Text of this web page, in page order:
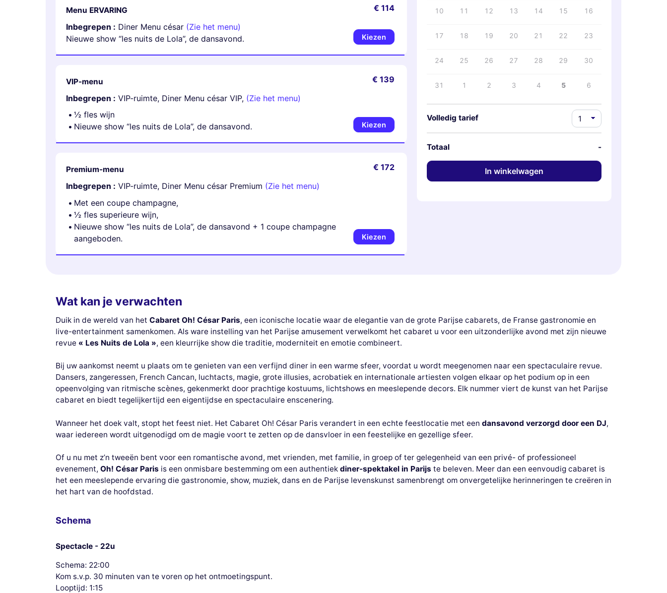
Menu ERVARING
Inbegrepen : Diner Menu césar (Zie het menu)
Nieuwe show “les nuits de Lola”, de dansavond.
€ 114
Kiezen
VIP-menu
Inbegrepen : VIP-ruimte, Diner Menu césar VIP, (Zie het menu)
½ fles wijn
Nieuwe show “les nuits de Lola”, de dansavond.
€ 139
Kiezen
Premium-menu
Inbegrepen : VIP-ruimte, Diner Menu césar Premium (Zie het menu)
Met een coupe champagne,
½ fles superieure wijn,
Nieuwe show “les nuits de Lola”, de dansavond + 1 coupe champagne
aangeboden.
€ 172
Kiezen
10 11 12 13 14 15 16
17 18 19 20 21 22 23
24 25 26 27 28 29 30
31 1 2 3 4 5 6
Volledig tarief
Totaal -
In winkelwagen
Wat kan je verwachten
Duik in de wereld van het Cabaret Oh! César Paris, een iconische locatie waar de elegantie van de grote Parijse cabarets, de Franse gastronomie en
live-entertainment samenkomen. Als ware instelling van het Parijse amusement verwelkomt het cabaret u voor een uitzonderlijke avond met zijn nieuwe
revue « Les Nuits de Lola », een kleurrijke show die traditie, moderniteit en emotie combineert.
Bij uw aankomst neemt u plaats om te genieten van een verfijnd diner in een warme sfeer, voordat u wordt meegenomen naar een spectaculaire revue.
Dansers, zangeressen, French Cancan, luchtacts, magie, grote illusies, acrobatiek en internationale artiesten volgen elkaar op het podium op in een
opeenvolging van ritmische scènes, gekenmerkt door prachtige kostuums, lichtshows en meeslepende decors. Elk nummer viert de kunst van het Parijse
cabaret en biedt tegelijkertijd een eigentijdse en spectaculaire enscenering.
Wanneer het doek valt, stopt het feest niet. Het Cabaret Oh! César Paris verandert in een echte feestlocatie met een dansavond verzorgd door een DJ,
waar iedereen wordt uitgenodigd om de magie voort te zetten op de dansvloer in een feestelijke en gezellige sfeer.
Of u nu met z’n tweeën bent voor een romantische avond, met vrienden, met familie, in groep of ter gelegenheid van een privé- of professioneel
evenement, Oh! César Paris is een onmisbare bestemming om een authentiek diner-spektakel in Parijs te beleven. Meer dan een eenvoudig cabaret is
het een meeslepende ervaring die gastronomie, show, muziek, dans en de Parijse levenskunst samenbrengt om onvergetelijke herinneringen te creëren in
het hart van de hoofdstad.
Schema
Spectacle - 22u
Schema: 22:00
Kom s.v.p. 30 minuten van te voren op het ontmoetingspunt.
Looptijd: 1:15